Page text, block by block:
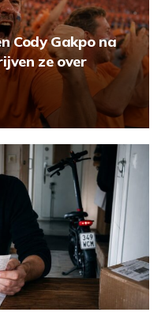
Cody Gakpo na
ze over